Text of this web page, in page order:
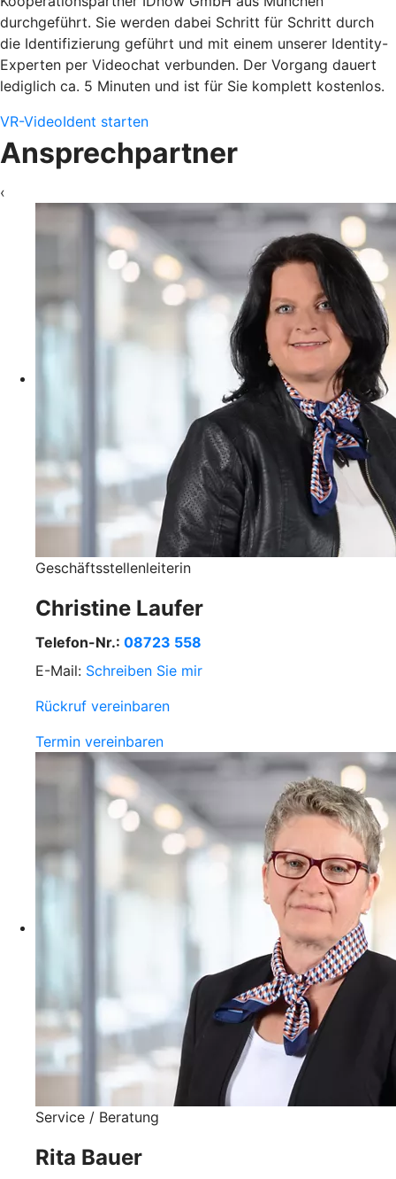
durchgeführt. Sie werden dabei Schritt für Schritt durch
die Identifizierung geführt und mit einem unserer Identity-
Experten per Videochat verbunden. Der Vorgang dauert
lediglich ca. 5 Minuten und ist für Sie komplett kostenlos.
VR-VideoIdent starten
Ansprechpartner
‹
Geschäftsstellenleiterin
Christine Laufer
Telefon-Nr.: 08723 558
E-Mail: Schreiben Sie mir
Rückruf vereinbaren
Termin vereinbaren
Service / Beratung
Rita Bauer